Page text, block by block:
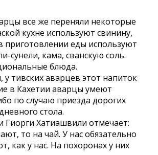
все же переняли некоторые
кухне используют свинину,
приготовлении еды используют
сунели, кама, сванскую соль.
блюда.
у тивских аварцев этот напиток
в Кахетии аварцы умеют
по случаю приезда дорогих
стола.
Гиорги Хатиашвили отмечает:
то на чай. У нас обязательно
как у нас. На похоронах у них